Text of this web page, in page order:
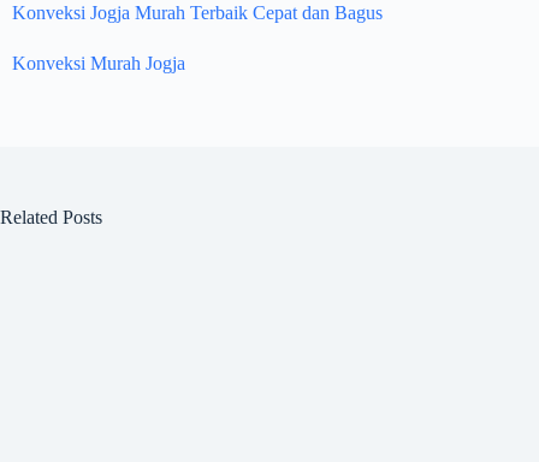
Konveksi Jogja Murah Terbaik Cepat dan Bagus
Konveksi Murah Jogja
Related Posts